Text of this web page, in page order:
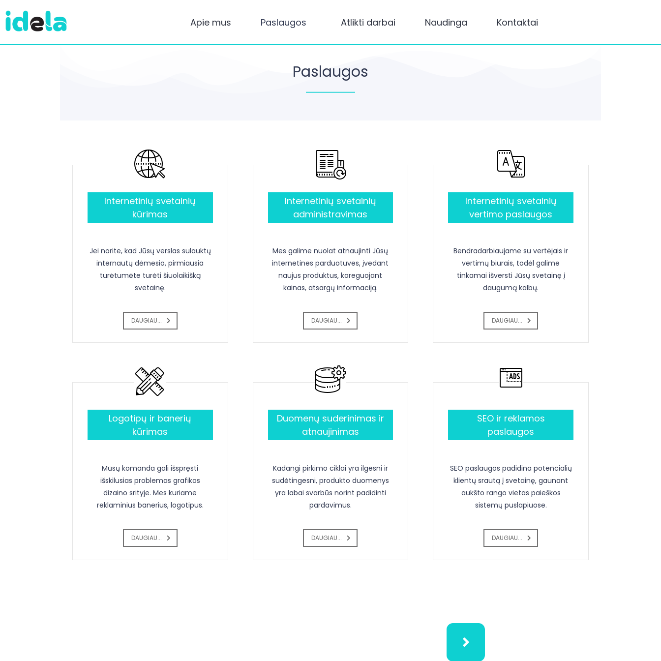
Apie mus Paslaugos Atlikti darbai Naudinga Kontaktai
Paslaugos
Internetinių svetainių
kūrimas
Jei norite, kad Jūsų verslas sulauktų
internautų dėmesio, pirmiausia
turėtumėte turėti šiuolaikišką
svetainę.
DAUGIAU...
Internetinių svetainių
administravimas
Mes galime nuolat atnaujinti Jūsų
internetines parduotuves, įvedant
naujus produktus, koreguojant
kainas, atsargų informaciją.
DAUGIAU...
Internetinių svetainių
vertimo paslaugos
Bendradarbiaujame su vertėjais ir
vertimų biurais, todėl galime
tinkamai išversti Jūsų svetainę į
daugumą kalbų.
DAUGIAU...
Logotipų ir banerių
kūrimas
Mūsų komanda gali išspręsti
išskilusias problemas grafikos
dizaino srityje. Mes kuriame
reklaminius banerius, logotipus.
DAUGIAU...
Duomenų suderinimas ir
atnaujinimas
Kadangi pirkimo ciklai yra ilgesni ir
sudėtingesni, produkto duomenys
yra labai svarbūs norint padidinti
pardavimus.
DAUGIAU...
SEO ir reklamos
paslaugos
SEO paslaugos padidina potencialių
klientų srautą į svetainę, gaunant
aukšto rango vietas paieškos
sistemų puslapiuose.
DAUGIAU...